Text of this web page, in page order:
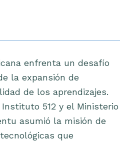
enfrenta un desafío
la expansión de
de los aprendizajes.
512 y el Ministerio
asumió la misión de
que